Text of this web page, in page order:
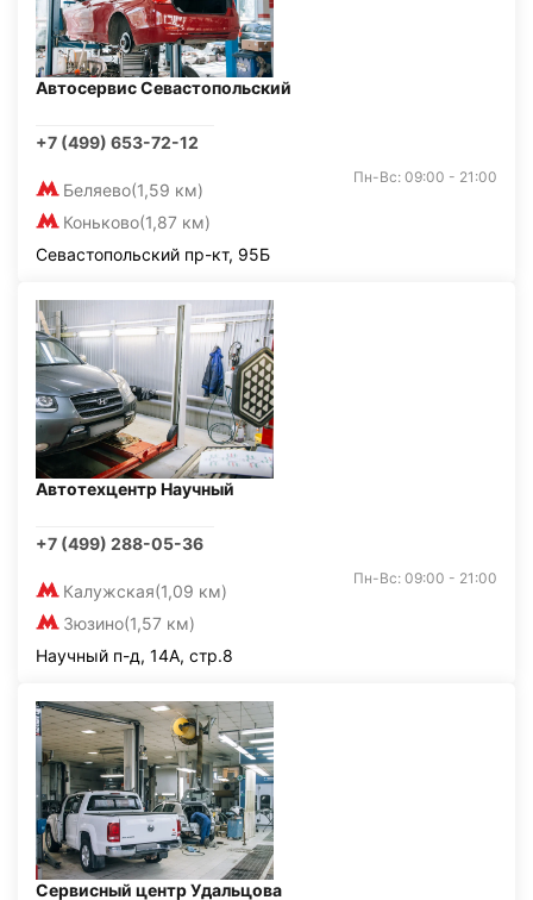
Автосервис Севастопольский
+7 (499) 653-72-12
Беляево(1,59 км)
Коньково(1,87 км)
Пн-Вс: 09:00 - 21:00
Севастопольский пр-кт, 95Б
Автотехцентр Научный
+7 (499) 288-05-36
Калужская(1,09 км)
Зюзино(1,57 км)
Пн-Вс: 09:00 - 21:00
Научный п-д, 14А, стр.8
Сервисный центр Удальцова